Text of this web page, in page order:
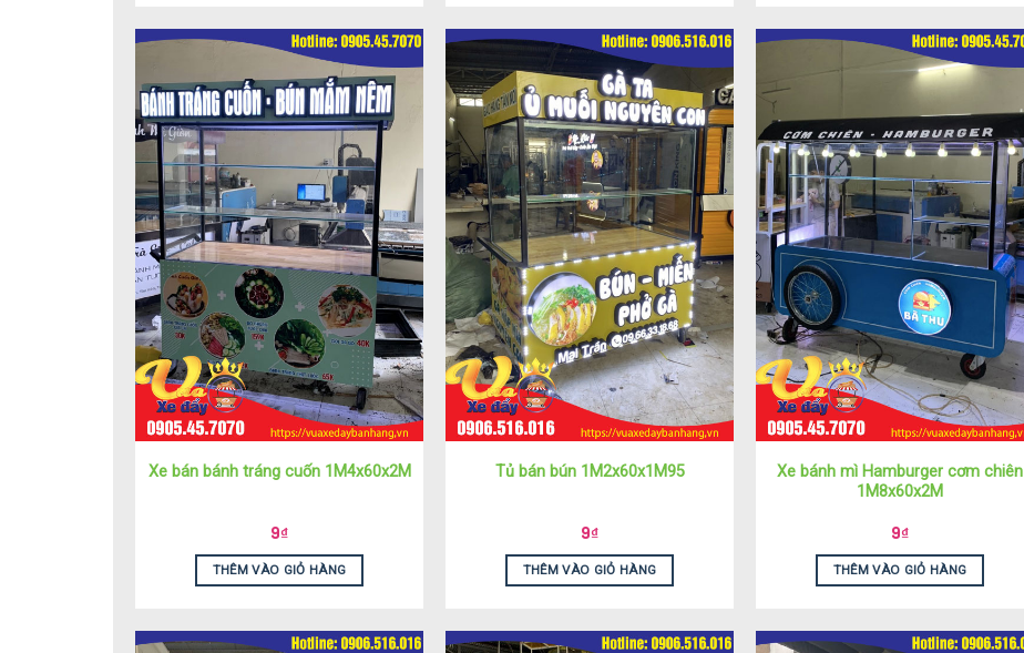
Xe bán bánh tráng cuốn 1M4x60x2M
9₫
THÊM VÀO GIỎ HÀNG
Tủ bán bún 1M2x60x1M95
9₫
THÊM VÀO GIỎ HÀNG
Xe bánh mì Hamburger cơm chiên
1M8x60x2M
9₫
THÊM VÀO GIỎ HÀNG